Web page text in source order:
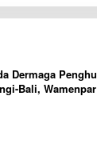
Dermaga
Bali,